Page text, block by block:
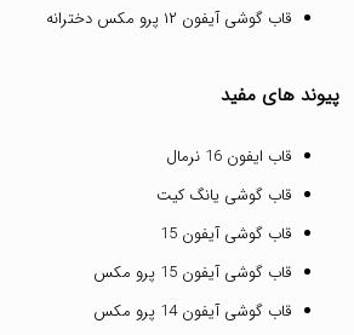
قاب گوشی آیفون ۱۲ پرو مکس دخترانه
پیوند های مفید
قاب ایفون 16 نرمال
قاب گوشی یانگ کیت
قاب گوشی آیفون 15
قاب گوشی آیفون 15 پرو مکس
قاب گوشی آیفون 14 پرو مکس